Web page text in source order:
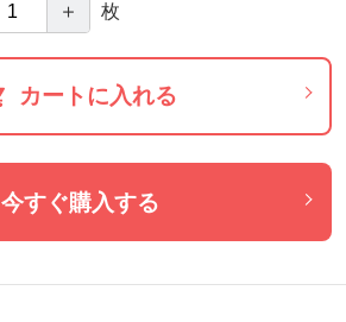
＋ 枚
カートに入れる
今すぐ購入する